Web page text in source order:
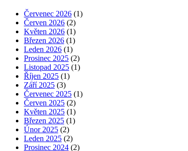
Červenec 2026 (1)
Červen 2026 (2)
Květen 2026 (1)
Březen 2026 (1)
Leden 2026 (1)
Prosinec 2025 (2)
Listopad 2025 (1)
Říjen 2025 (1)
Září 2025 (3)
Červenec 2025 (1)
Červen 2025 (2)
Květen 2025 (1)
Březen 2025 (1)
Únor 2025 (2)
Leden 2025 (2)
Prosinec 2024 (2)